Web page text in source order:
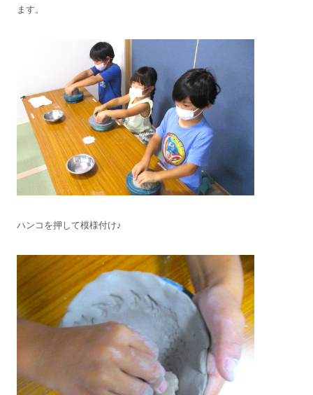
ます。
ハンコを押して模様付け♪